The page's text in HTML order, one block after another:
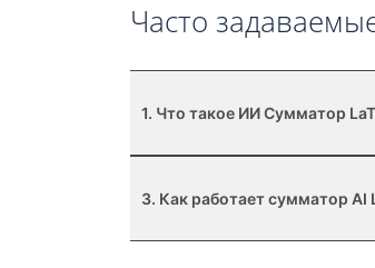
Часто
1. Что такое ИИ Сумматор
3. Как работает сумматор AI